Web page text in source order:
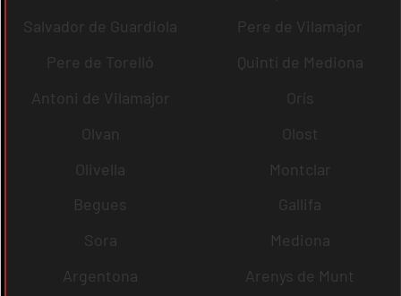
Salvador de Guardiola
Pere de Vilamajor
Pere de Torelló
Quintí de Mediona
Antoni de Vilamajor
Orís
Olvan
Olost
Olivella
Montclar
Begues
Gallifa
Sora
Mediona
Argentona
Arenys de Munt